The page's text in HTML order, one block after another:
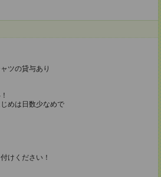
ツの貸与あり
めは日数少なめで
けください！